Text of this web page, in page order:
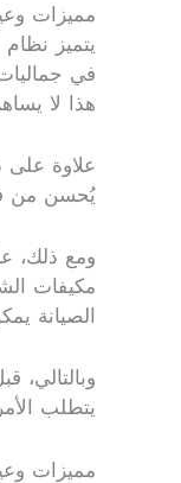
مميزات
يتميز
في
هذا لا
علاوة على
يُحسن من
ومع ذلك،
مكيفات
الصيانة
وبالتالي،
يتطلب
مميزات